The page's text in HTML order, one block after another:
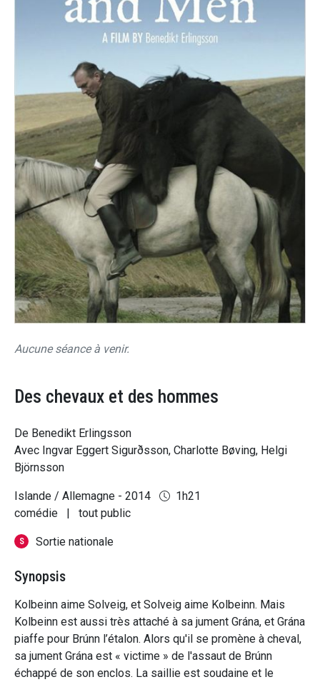
Aucune séance à venir.
Des chevaux et des hommes
De Benedikt Erlingsson
Avec Ingvar Eggert Sigurðsson, Charlotte Bøving, Helgi
Björnsson
Islande / Allemagne - 2014
1h21
comédie
| tout public
S Sortie nationale
Synopsis
Kolbeinn aime Solveig, et Solveig aime Kolbeinn. Mais
Kolbeinn est aussi très attaché à sa jument Grána, et Grána
piaffe pour Brúnn l’étalon. Alors qu'il se promène à cheval,
sa jument Grána est « victime » de l'assaut de Brúnn
échappé de son enclos. La saillie est soudaine et le